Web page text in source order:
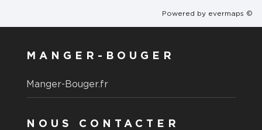
Powered by evermaps ©
MANGER-BOUGER
Manger-Bouger.fr
NOUS CONTACTER